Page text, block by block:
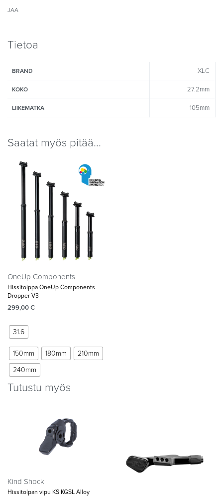
JAA
Tietoa
BRAND XLC
KOKO 27.2mm
LIIKEMATKA 105mm
Saatat myös pitää...
OneUp Components
Hissitolppa OneUp Components
Dropper V3
299,00€
31.6
150mm 180mm
210mm
240mm
Tutustu myös
Kind Shock
Hissitolpan vipu KS KGSL Alloy